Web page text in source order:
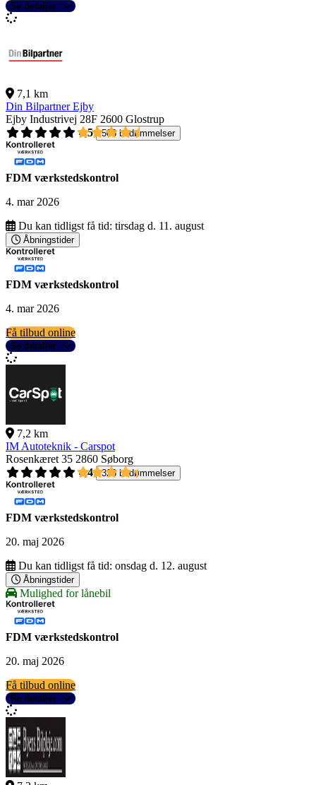
Se detaljer
7,1 km
Din Bilpartner Ejby
Ejby Industrivej 28F 2600 Glostrup
4,5
503 bedømmelser
FDM værkstedskontrol
4. mar 2026
Du kan tidligst få tid: tirsdag d. 11. august
Åbningstider
FDM værkstedskontrol
4. mar 2026
Få tilbud online
Se detaljer
7,2 km
IM Autoteknik - Carspot
Rosenkæret 35 2860 Søborg
4,4
326 bedømmelser
FDM værkstedskontrol
20. maj 2026
Du kan tidligst få tid: onsdag d. 12. august
Åbningstider
Mulighed for lånebil
FDM værkstedskontrol
20. maj 2026
Få tilbud online
Se detaljer